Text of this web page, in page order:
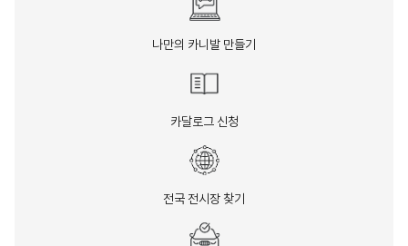
나만의 카니발 만들기
카달로그 신청
전국 전시장 찾기